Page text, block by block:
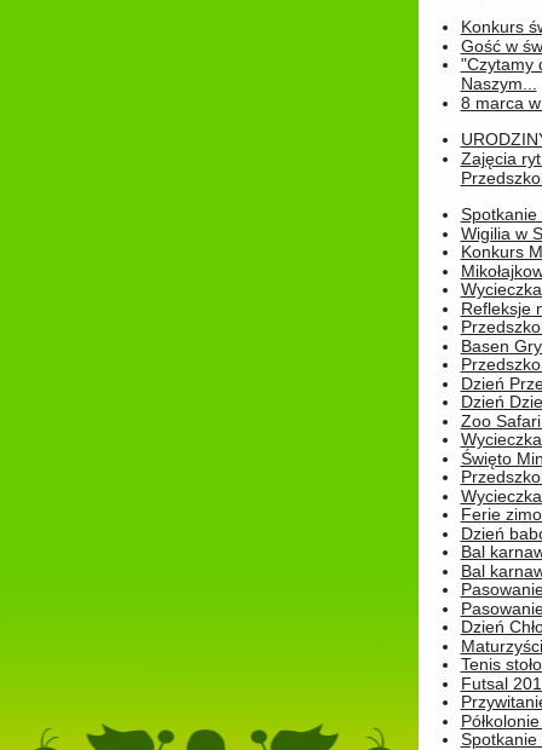
Konkurs
Gość w
"Czytamy
Naszym...
8 marca
Zajęcia
Spotkanie
Wigilia w
Konkurs
Refleksje
Basen
Dzień
Dzień
Zoo
Święto
Ferie
Dzień
Bal
Bal
Dzień
Tenis
Futsal